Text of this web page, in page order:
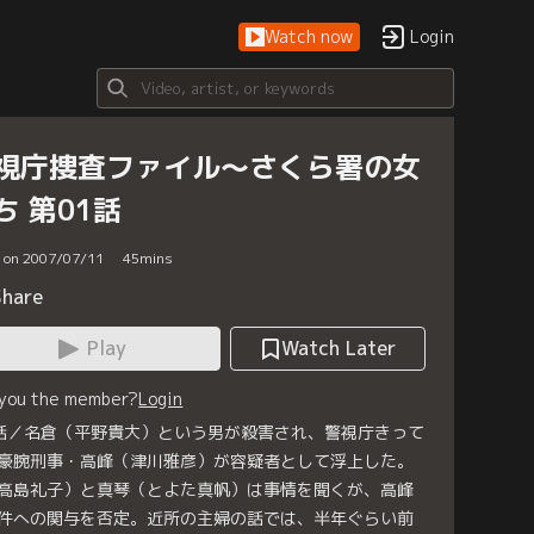
Watch now Login
庁捜査ファイル～さくら署の女
第01話
2007/07/11 45mins
Play
Watch Later
the member?Login
／名倉（平野貴大）という男が殺害され、警視庁きって
腕刑事・高峰（津川雅彦）が容疑者として浮上した。
島礼子）と真琴（とよた真帆）は事情を聞くが、高峰
への関与を否定。近所の主婦の話では、半年ぐらい前